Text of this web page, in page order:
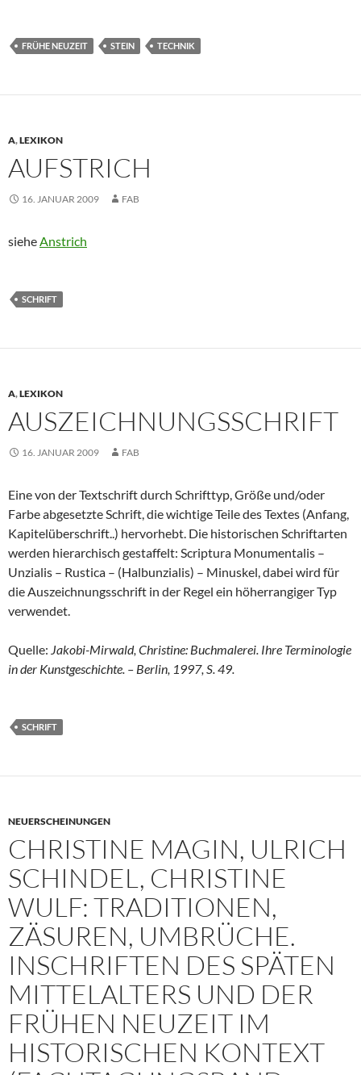
FRÜHE NEUZEIT STEIN TECHNIK
A,LEXIKON
AUFSTRICH
16. JANUAR 2009 FAB
sieheAnstrich
SCHRIFT
A,LEXIKON
AUSZEICHNUNGSSCHRIFT
16. JANUAR 2009 FAB
Eine von der Textschrift durch Schrifttyp, Größe und/oder
Farbe abgesetzte Schrift, die wichtige Teile des Textes (Anfang,
Kapitelüberschrift..) hervorhebt. Die historischen Schriftarten
werden hierarchisch gestaffelt: Scriptura Monumentalis –
Unzialis – Rustica – (Halbunzialis) – Minuskel, dabei wird für
die Auszeichnungsschrift in der Regel ein höherrangiger Typ
verwendet.
Quelle: Jakobi-Mirwald, Christine: Buchmalerei. Ihre Terminologie
in der Kunstgeschichte. – Berlin, 1997, S. 49.
SCHRIFT
NEUERSCHEINUNGEN
CHRISTINE MAGIN, ULRICH
SCHINDEL, CHRISTINE
WULF: TRADITIONEN,
ZÄSUREN, UMBRÜCHE.
INSCHRIFTEN DES SPÄTEN
MITTELALTERS UND DER
FRÜHEN NEUZEIT IM
HISTORISCHEN KONTEXT